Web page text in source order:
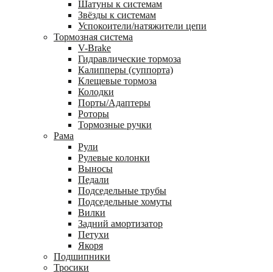
Шатуны к системам
Звёзды к системам
Успокоители/натяжители цепи
Тормозная система
V-Brake
Гидравлические тормоза
Калипперы (суппорта)
Клещевые тормоза
Колодки
Порты/Адаптеры
Роторы
Тормозные ручки
Рама
Рули
Рулевые колонки
Выносы
Педали
Подседельные трубы
Подседельные хомуты
Вилки
Задний амортизатор
Петухи
Якоря
Подшипники
Тросики